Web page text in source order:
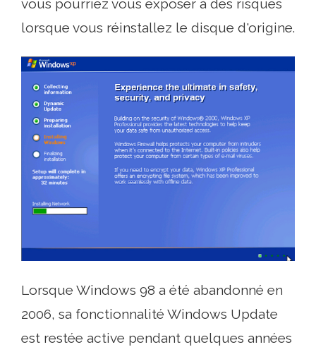
vous pourriez vous exposer à des risques
lorsque vous réinstallez le disque d'origine.
Lorsque Windows 98 a été abandonné en
2006, sa fonctionnalité Windows Update
est restée active pendant quelques années